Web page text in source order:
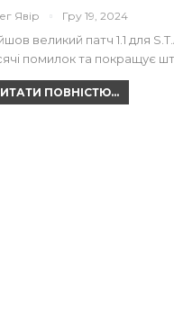
Явір Гру 19, 2024
великий патч 1.1 для
помилок та покращує
ПОВНІСТЮ...